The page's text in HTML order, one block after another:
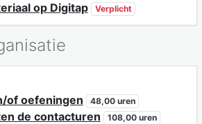
op Digitap Verplicht
of oefeningen
48,00 uren
de contacturen 108,00 uren